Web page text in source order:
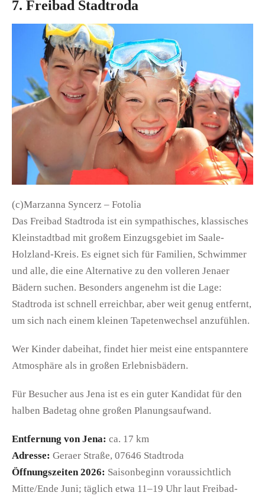
7. Freibad Stadtroda
(c)Marzanna Syncerz – Fotolia
Das Freibad Stadtroda ist ein sympathisches, klassisches
Kleinstadtbad mit großem Einzugsgebiet im Saale-
Holzland-Kreis. Es eignet sich für Familien, Schwimmer
und alle, die eine Alternative zu den volleren Jenaer
Bädern suchen. Besonders angenehm ist die Lage:
Stadtroda ist schnell erreichbar, aber weit genug entfernt,
um sich nach einem kleinen Tapetenwechsel anzufühlen.
Wer Kinder dabeihat, findet hier meist eine entspanntere
Atmosphäre als in großen Erlebnisbädern.
Für Besucher aus Jena ist es ein guter Kandidat für den
halben Badetag ohne großen Planungsaufwand.
Entfernung von Jena: ca. 17 km
Adresse: Geraer Straße, 07646 Stadtroda
Öffnungszeiten 2026: Saisonbeginn voraussichtlich
Mitte/Ende Juni; täglich etwa 11–19 Uhr laut Freibad-